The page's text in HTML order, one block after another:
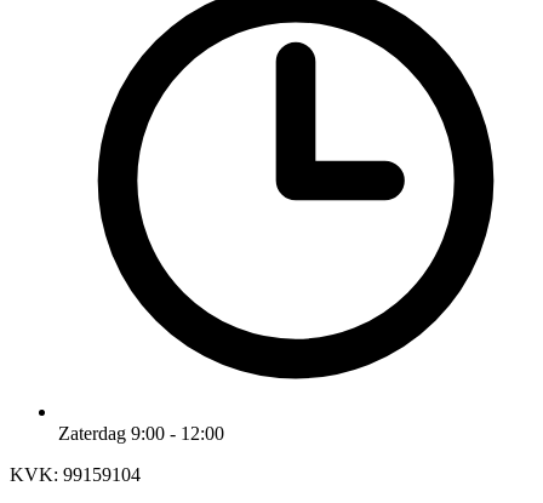
Zaterdag 9:00 - 12:00
KVK: 99159104